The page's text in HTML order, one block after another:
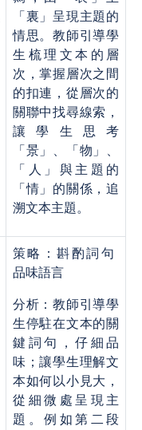
「裏」呈現主題的
情思。教師引導學
生梳理文本的層
次，掌握層次之間
的扣連，從層次的
關聯中找尋線索，
讓學生思考
「景」、「物」、
「人」與主題的
「情」的關係，追
溯文本主題。
策略：斟酌詞句
品味語言
分析：教師引導學
生停駐在文本的關
鍵詞句，仔細品
味；讓學生理解文
本如何以小見大，
從細微處呈現主
題。例如第二段